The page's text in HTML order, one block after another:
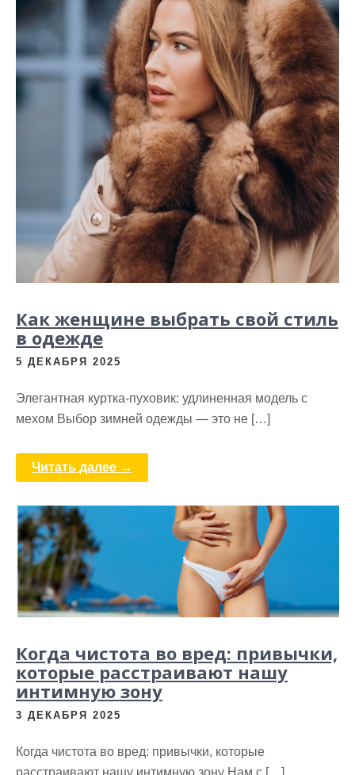
Как женщине выбрать свой стиль
в одежде
5 ДЕКАБРЯ 2025
Элегантная куртка-пуховик: удлиненная модель с
мехом Выбор зимней одежды — это не […]
Читать далее →
Когда чистота во вред: привычки,
которые расстраивают нашу
интимную зону
3 ДЕКАБРЯ 2025
Когда чистота во вред: привычки, которые